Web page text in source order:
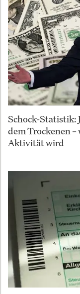
Schock-Statistik:
dem Trockenen
Aktivität wird